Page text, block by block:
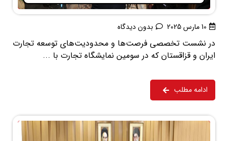
10 مارس 2025 بدون دیدگاه
در نشست تخصصی فرصت‌ها و محدودیت‌های توسعه تجارت
ایران و قزاقستان که در سومین نمایشگاه تجارت با ...
ادامه مطلب